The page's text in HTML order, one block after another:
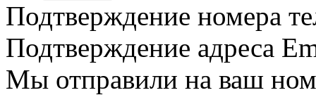
Подтверждение номера
Подтверждение адреса
Мы отправили на ваш